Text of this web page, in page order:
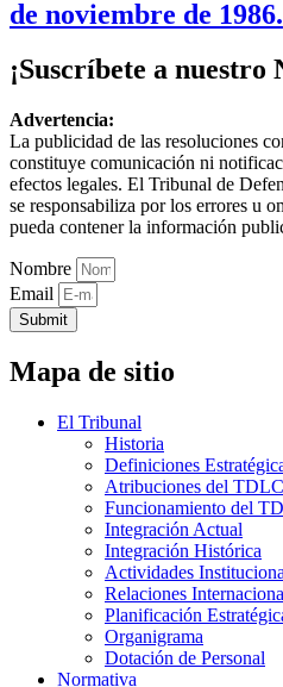
de noviembre de 1986.
¡Suscríbete a nuestro
Advertencia:
La publicidad de las resoluciones
constituye comunicación ni
efectos legales. El Tribunal de
se responsabiliza por los errores u
pueda contener la información
Nombre
Email
Submit
Mapa de sitio
El Tribunal
Historia
Definiciones
Atribuciones del TDLC
Funcionamiento del
Integración Actual
Integración Histórica
Actividades
Relaciones
Planificación
Organigrama
Dotación de Personal
Normativa